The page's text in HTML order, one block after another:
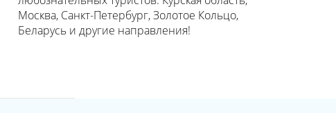
Москва, Санкт-Петербург, Золотое Кольцо,
Беларусь и другие направления!